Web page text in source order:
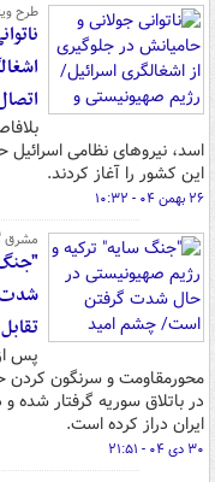
طرح
اسد، نیروهای نظامی
این کشور را آغاز کردند.
۲۶ بهمن ۰۴ - ۱۰:۳۲
مشرق
"جنگ
شدت
پس
محورمقاومت و سرنگون کردن
در باتلاق سوریه گرفتار شده
ایران دراز کرده است.
۳۰ دی ۰۴ - ۲۱:۵۱